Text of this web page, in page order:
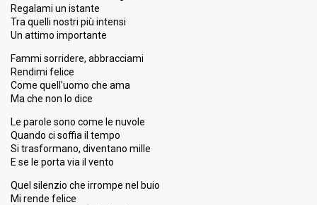
Popular jury
Running order
Televotes (1st & 2nd night)
3.35%
5th night
FIRST ROUND
Place 11th (out of 16)
Regalami un istante
Tra quelli nostri più intensi
Un attimo importante
Fammi sorridere, abbracciami
Rendimi felice
Come quell'uomo che ama
Ma che non lo dice
Le parole sono come le nuvole
Quando ci soffia il tempo
Si trasformano, diventano mille
E se le porta via il vento
Quel silenzio che irrompe nel buio
Mi rende felice